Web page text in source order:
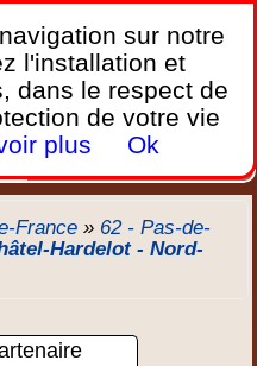
,
portables et PC.
Ports Montagnes
France » 62 - Pas-de-
Hardelot - Nord-
sur notre
l'installation et
dans le respect de
de votre vie
plus Ok